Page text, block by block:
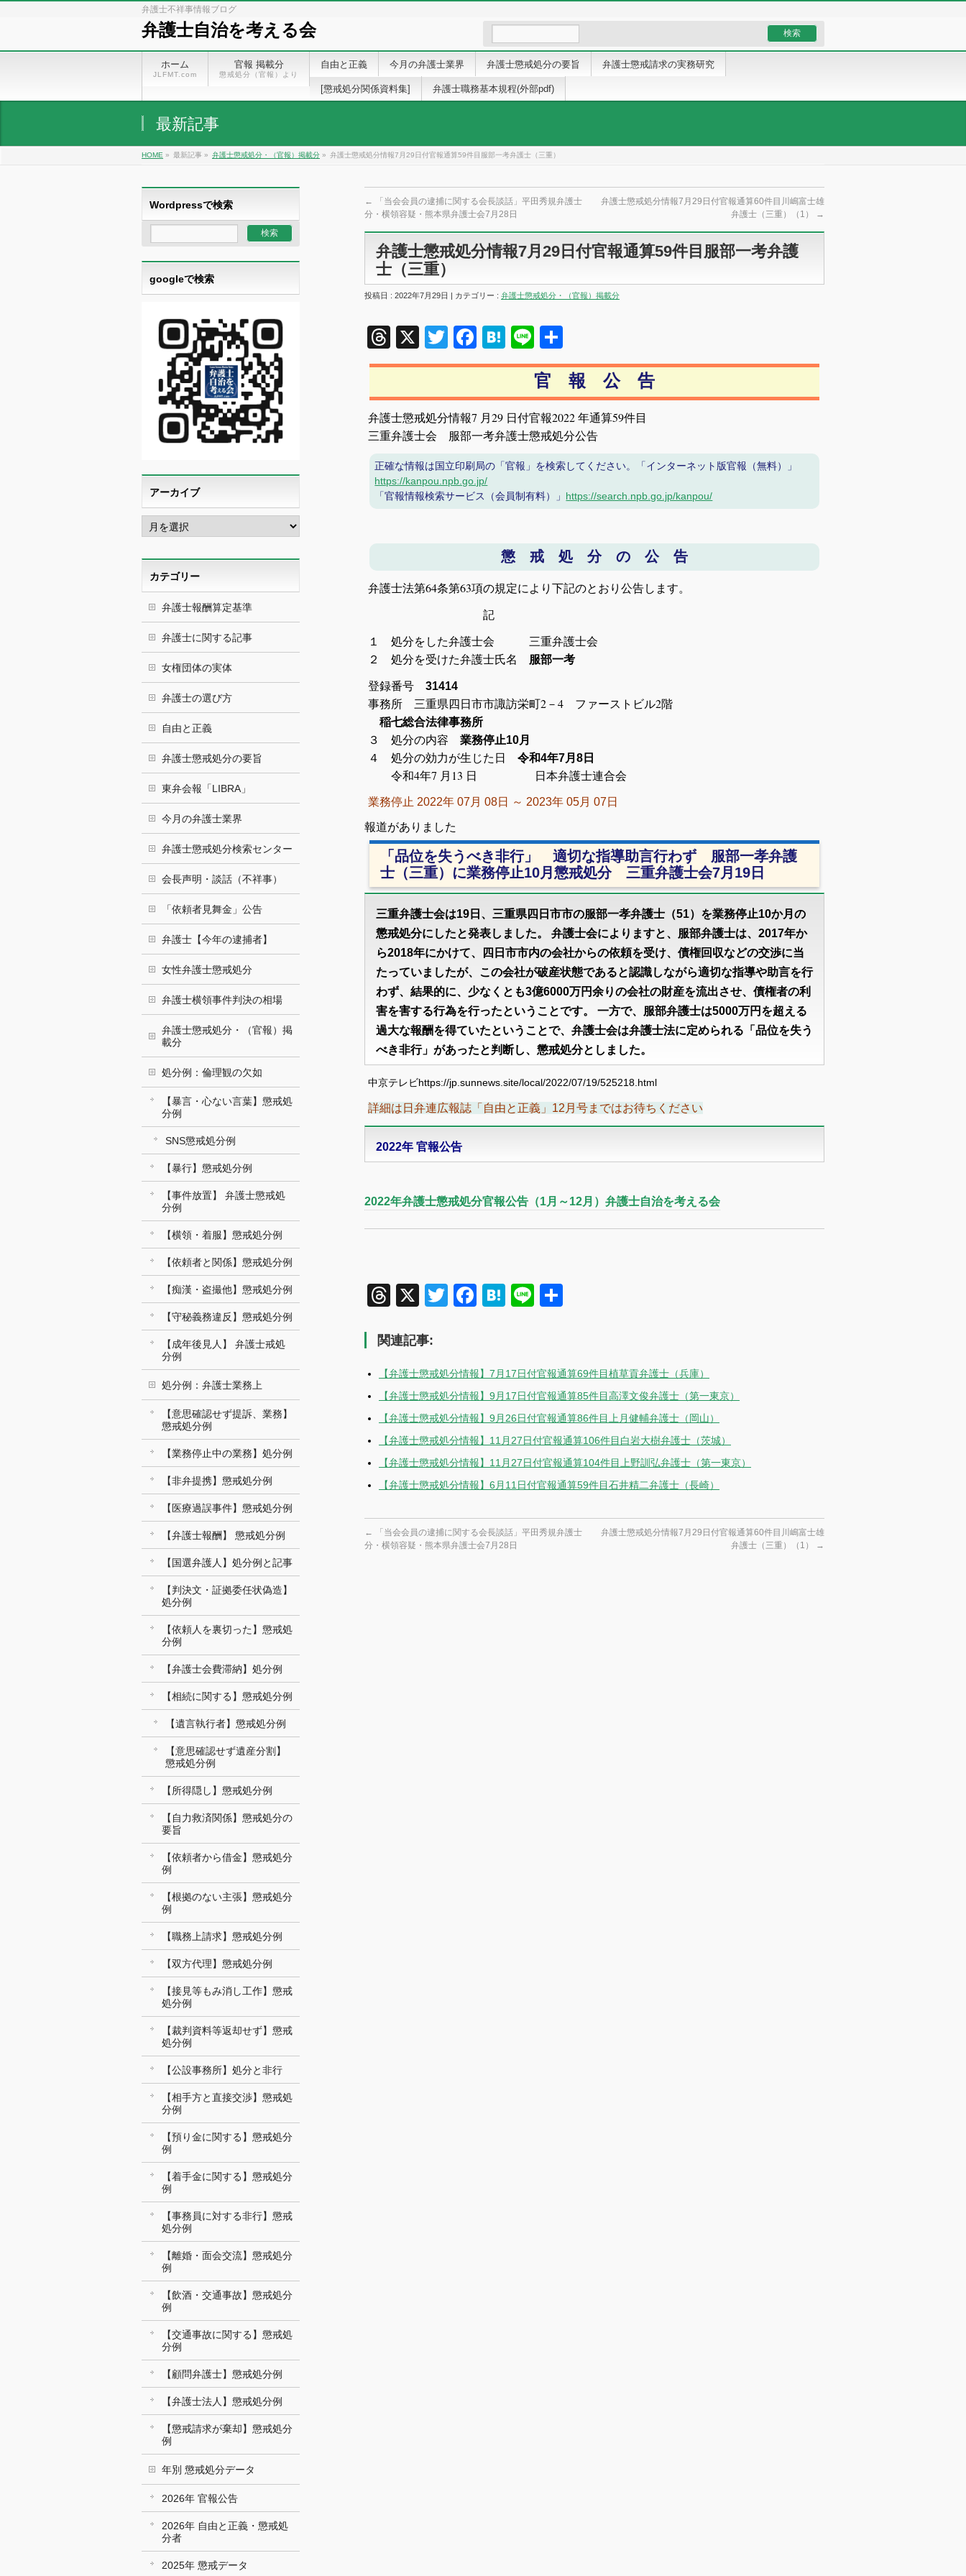
弁護士不祥事情報ブログ
弁護士自治を考える会
ホーム
JLFMT.com
官報 掲載分
懲戒処分（官報）より
自由と正義 今月の弁護士業界 弁護士懲戒処分の要旨 弁護士懲戒請求の実務研究
[懲戒処分関係資料集] 弁護士職務基本規程(外部pdf)
最新記事
HOME » 最新記事 » 弁護士懲戒処分・（官報）掲載分 » 弁護士懲戒処分情報7月29日付官報通算59件目服部一考弁護士（三重）
←
「当会会員の逮捕に関する会長談話」平田秀規弁護士
分・横領容疑・熊本県弁護士会7月28日
弁護士懲戒処分情報7月29日付官報通算60件目川嶋富士雄
弁護士（三重）（1）
→
弁護士懲戒処分情報7月29日付官報通算59件目服部一考弁護
士（三重）
投稿日 : 2022年7月29日 | カテゴリー : 弁護士懲戒処分・（官報）掲載分
Threads
X TwitterFacebook
Hatena
Line
有
官 報 公 告
弁護士懲戒処分情報7 月29 日付官報2022 年通算59件目
三重弁護士会 服部一考弁護士懲戒処分公告
正確な情報は国立印刷局の「官報」を検索してください。「インターネット版官報（無料）」
https://kanpou.npb.go.jp/
「官報情報検索サービス（会員制有料）」 https://search.npb.go.jp/kanpou/
懲 戒 処 分 の 公 告
弁護士法第64条第63項の規定により下記のとおり公告します。
記
１ 処分をした弁護士会 三重弁護士会
２ 処分を受けた弁護士氏名
服部一考
登録番号 31414
事務所 三重県四日市市諏訪栄町2－4 ファーストビル2階
稲七総合法律事務所
３ 処分の内容 業務停止10月
４ 処分の効力が生じた日 令和4年7月8日
令和4年7 月13 日 日本弁護士連合会
業務停止 2022年 07月 08日 ～ 2023年 05月 07日
報道がありました
「品位を失うべき非行」 適切な指導助言行わず 服部一孝弁護
士（三重）に業務停止10月懲戒処分 三重弁護士会7月19日
三重弁護士会は19日、三重県四日市市の服部一孝弁護士（51）を業務停止10か月の
懲戒処分にしたと発表しました。 弁護士会によりますと、服部弁護士は、2017年か
ら2018年にかけて、四日市市内の会社からの依頼を受け、債権回収などの交渉に当
たっていましたが、この会社が破産状態であると認識しながら適切な指導や助言を行
わず、結果的に、少なくとも3億6000万円余りの会社の財産を流出させ、債権者の利
害を害する行為を行ったということです。 一方で、服部弁護士は5000万円を超える
過大な報酬を得ていたということで、弁護士会は弁護士法に定められる「品位を失う
べき非行」があったと判断し、懲戒処分としました。
中京テレビhttps://jp.sunnews.site/local/2022/07/19/525218.html
詳細は日弁連広報誌「自由と正義」12月号まではお待ちください
2022年 官報公告
2022年弁護士懲戒処分官報公告（1月～12月）弁護士自治を考える会
Threads
X Twitter
Facebook
Hatena
Line
関連記事:
【弁護士懲戒処分情報】7月17日付官報通算69件目植草貢弁護士（兵庫）
【弁護士懲戒処分情報】9月17日付官報通算85件目高澤文俊弁護士（第一東京）
【弁護士懲戒処分情報】9月26日付官報通算86件目上月健輔弁護士（岡山）
【弁護士懲戒処分情報】11月27日付官報通算106件目白岩大樹弁護士（茨城）
【弁護士懲戒処分情報】11月27日付官報通算104件目上野訓弘弁護士（第一東京）
【弁護士懲戒処分情報】6月11日付官報通算59件目石井精二弁護士（長崎）
←
「当会会員の逮捕に関する会長談話」平田秀規弁護士
分・横領容疑・熊本県弁護士会7月28日
弁護士懲戒処分情報7月29日付官報通算60件目川嶋富士雄
弁護士（三重）（1）
→
Wordpressで検索
googleで検索
アーカイブ
ア
ー
イ
ブカテゴリー
弁護士報酬算定基準
弁護士に関する記事
女権団体の実体
弁護士の選び方
自由と正義
弁護士懲戒処分の要旨
東弁会報「LIBRA」
今月の弁護士業界
弁護士懲戒処分検索センター
会長声明・談話（不祥事）
「依頼者見舞金」公告
弁護士【今年の逮捕者】
女性弁護士懲戒処分
弁護士横領事件判決の相場
弁護士懲戒処分・（官報）掲
載分
処分例：倫理観の欠如
【暴言・心ない言葉】懲戒処
分例
SNS懲戒処分例
【暴行】懲戒処分例
【事件放置】 弁護士懲戒処
分例
【横領・着服】懲戒処分例
【依頼者と関係】懲戒処分例
【痴漢・盗撮他】懲戒処分例
【守秘義務違反】懲戒処分例
【成年後見人】 弁護士戒処
分例
処分例：弁護士業務上
【意思確認せず提訴、業務】
懲戒処分例
【業務停止中の業務】処分例
【非弁提携】懲戒処分例
【医療過誤事件】懲戒処分例
【弁護士報酬】 懲戒処分例
【国選弁護人】処分例と記事
【判決文・証拠委任状偽造】
処分例
【依頼人を裏切った】懲戒処
分例
【弁護士会費滞納】処分例
【相続に関する】懲戒処分例
【遺言執行者】懲戒処分例
【意思確認せず遺産分割】
懲戒処分例
【所得隠し】懲戒処分例
【自力救済関係】懲戒処分の
要旨
【依頼者から借金】懲戒処分
例
【根拠のない主張】懲戒処分
例
【職務上請求】懲戒処分例
【双方代理】懲戒処分例
【接見等もみ消し工作】懲戒
処分例
【裁判資料等返却せず】懲戒
処分例
【公設事務所】処分と非行
【相手方と直接交渉】懲戒処
分例
【預り金に関する】懲戒処分
例
【着手金に関する】懲戒処分
例
【事務員に対する非行】懲戒
処分例
【離婚・面会交流】懲戒処分
例
【飲酒・交通事故】懲戒処分
例
【交通事故に関する】懲戒処
分例
【顧問弁護士】懲戒処分例
【弁護士法人】懲戒処分例
【懲戒請求が棄却】懲戒処分
例
年別 懲戒処分データ
2026年 官報公告
2026年 自由と正義・懲戒処
分者
2025年 懲戒データ